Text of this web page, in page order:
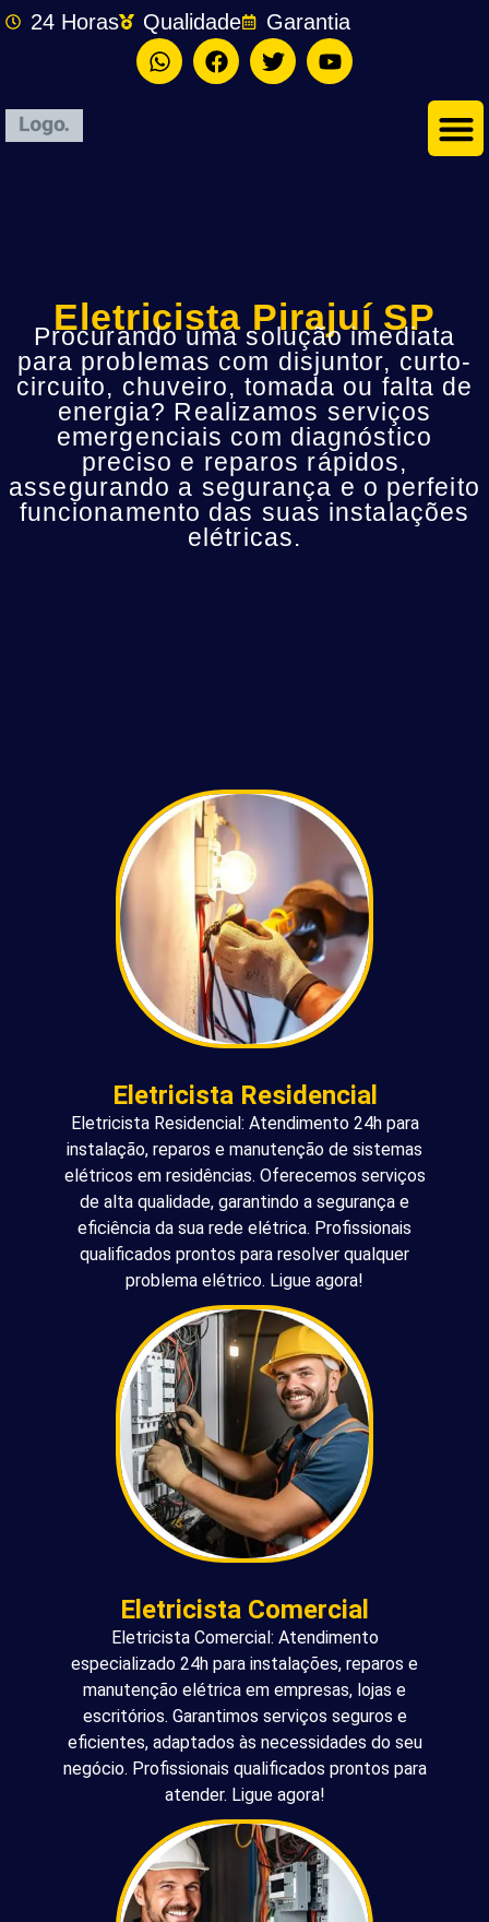
24 Horas Qualidade Garantia
Eletricista Pirajuí SP
Procurando uma solução imediata
para problemas com disjuntor, curto-
circuito, chuveiro, tomada ou falta de
energia? Realizamos serviços
emergenciais com diagnóstico
preciso e reparos rápidos,
assegurando a segurança e o perfeito
funcionamento das suas instalações
elétricas.
Eletricista Residencial
Eletricista Residencial: Atendimento 24h para
instalação, reparos e manutenção de sistemas
elétricos em residências. Oferecemos serviços
de alta qualidade, garantindo a segurança e
eficiência da sua rede elétrica. Profissionais
qualificados prontos para resolver qualquer
problema elétrico. Ligue agora!
Eletricista Comercial
Eletricista Comercial: Atendimento
especializado 24h para instalações, reparos e
manutenção elétrica em empresas, lojas e
escritórios. Garantimos serviços seguros e
eficientes, adaptados às necessidades do seu
negócio. Profissionais qualificados prontos para
atender. Ligue agora!